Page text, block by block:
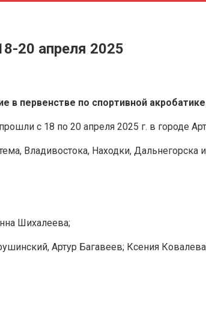
20 апреля 2025
в первенстве по спортивной
с 18 по 20 апреля 2025 г. в городе
Владивостока, Находки,
Шихалеева;
Артур Багавеев; Ксения